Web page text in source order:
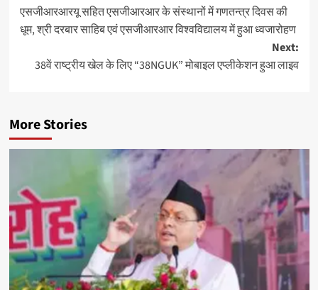
navigation
एसजीआरआरयू सहित एसजीआरआर के संस्थानों में गणतन्त्र दिवस की
धूम, श्री दरबार साहिब एवं एसजीआरआर विश्वविद्यालय में हुआ ध्वजारोहण
Next:
38वें राष्ट्रीय खेल के लिए “38NGUK” मोबाइल एप्लीकेशन हुआ लाइव
More Stories